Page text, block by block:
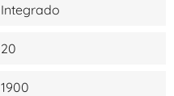
Integrado
20
1900